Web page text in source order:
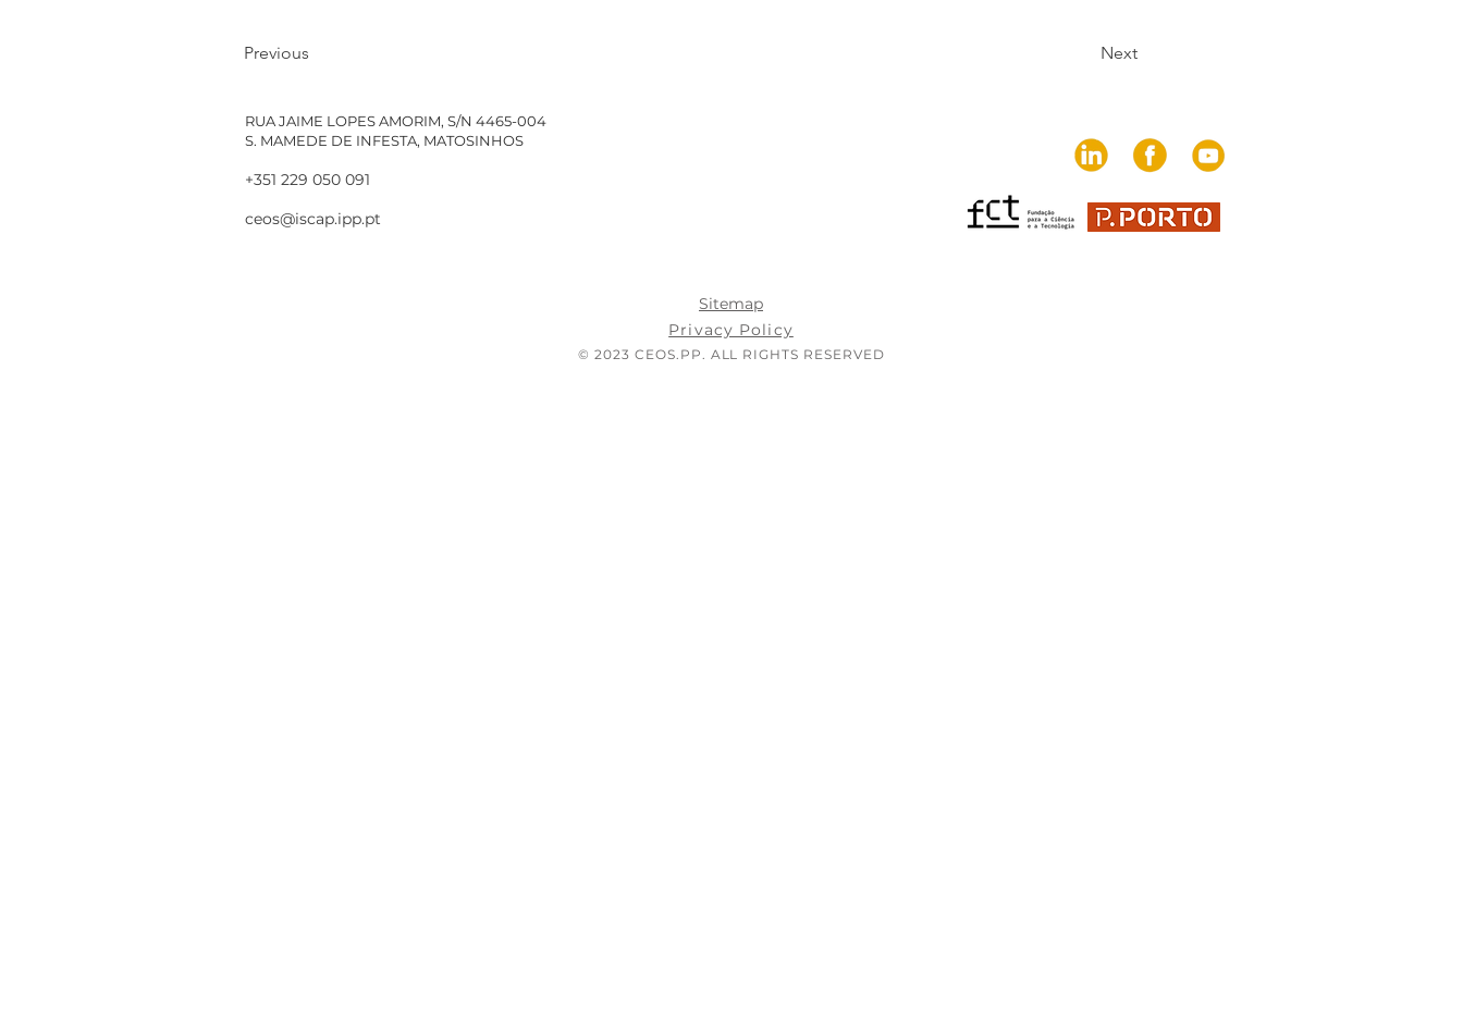
Previous Next
RUA JAIME LOPES AMORIM, S/N 4465-004
S. MAMEDE DE INFESTA, MATOSINHOS
+351 229 050 091
ceos@iscap.ipp.pt
Sitemap
Privacy Policy
© 2023 CEOS.PP. ALL RIGHTS RESERVED